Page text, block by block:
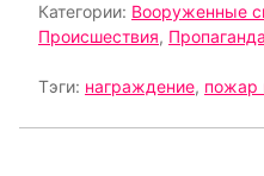
Категории: Вооруженные
Происшествия, Пропаганда
Тэги: награждение, пожар